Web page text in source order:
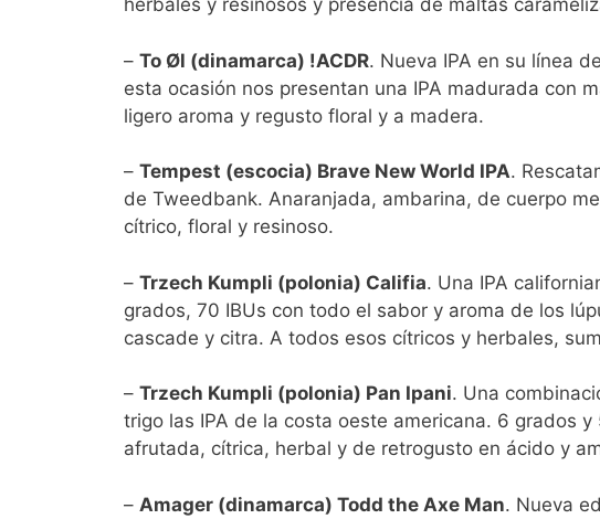
herbales y resinosos y presencia de maltas
– To Øl (dinamarca) !ACDR. Nueva IPA en su línea
esta ocasión nos presentan una IPA madurada con
ligero aroma y regusto floral y a madera.
– Tempest (escocia) Brave New World IPA.
de Tweedbank. Anaranjada, ambarina, de cuerpo
cítrico, floral y resinoso.
– Trzech Kumpli (polonia) Califia. Una IPA
grados, 70 IBUs con todo el sabor y aroma de los
cascade y citra. A todos esos cítricos y herbales,
– Trzech Kumpli (polonia) Pan Ipani. Una
trigo las IPA de la costa oeste americana. 6 grados
afrutada, cítrica, herbal y de retrogusto en ácido y
– Amager (dinamarca) Todd the Axe Man. Nueva